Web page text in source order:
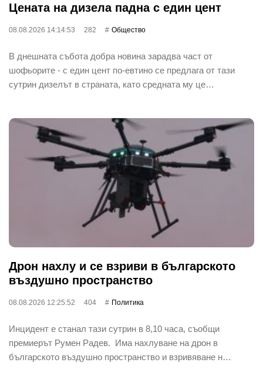
Цената на дизела падна с един цент
08.08.2026 14:14:53 282 Общество
В днешната събота добра новина зарадва част от
шофьорите - с един цент по-евтино се предлага от тази
сутрин дизелът в страната, като средната му це…
Дрон нахлу и се взриви в българското
въздушно пространство
08.08.2026 12:25:52 404 Политика
Инцидент е станал тази сутрин в 8,10 часа, съобщи
премиерът Румен Радев. Има нахлуване на дрон в
българското въздушно пространство и взривяване н…